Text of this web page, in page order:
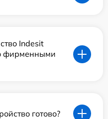
Indesit
фирменными
готово?